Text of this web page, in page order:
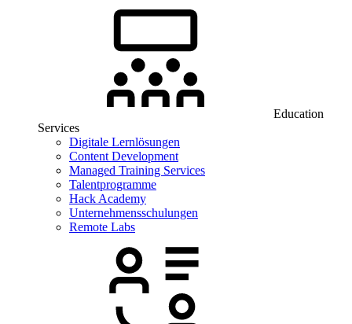
Education
Services
Digitale Lernlösungen
Content Development
Managed Training Services
Talentprogramme
Hack Academy
Unternehmensschulungen
Remote Labs